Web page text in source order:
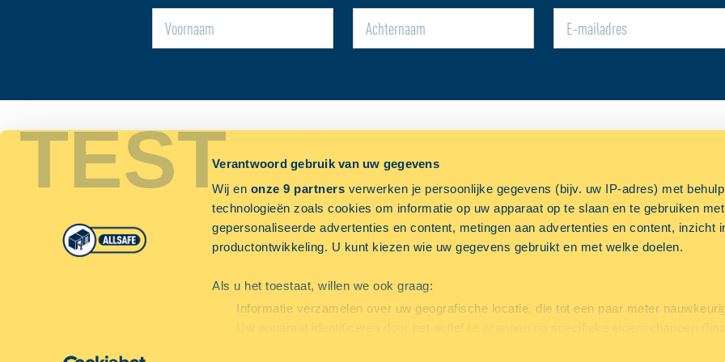
TESTVerantwoord gebruik van uw gegevens
Wij en onze 9 partners verwerken je persoonlijke gegevens (bijv. uw IP-adres) met
technologieën zoals cookies om informatie op uw apparaat op te slaan en te gebruiken
gepersonaliseerde advertenties en content, metingen aan advertenties en content, inzicht
productontwikkeling. U kunt kiezen wie uw gegevens gebruikt en met welke doelen.
Als u het toestaat, willen we ook graag:
Informatie verzamelen over uw geografische locatie, die tot een paar meter
Uw apparaat identificeren door het actief te scannen op specifieke eigenschappen
CONTACT
PRIJS AANVRAGEN
MAAK EEN AFSPRAAK
Nieuws
Blog
Nieuwe locaties voor
vestigingen gezocht
Openingstijden
Contact
© 2026 - ALLSAFE PRIVACY ALGEMENE VOORWAARDEN